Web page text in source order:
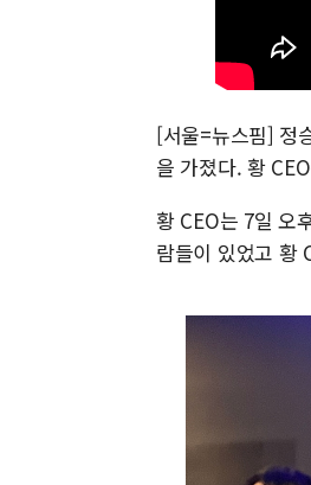
[서울=뉴스핌] 정
을 가졌다. 황
황 CEO는 7일 오
람들이 있었고 황